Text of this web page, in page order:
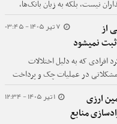
نیست، بلکه به زیان بانک‌‌ها،
مالی و حتی کنترل تورم تمام شده
7 تیر 1405 - 03:45
از
نمیشود
افرادی که به دلیل اختلالات
مشکلاتی در عملیات چک و پرداخت
شده‌اند، از حمایت‌های ویژه
1 تیر 1405 - 12:34
ارزی
منابع